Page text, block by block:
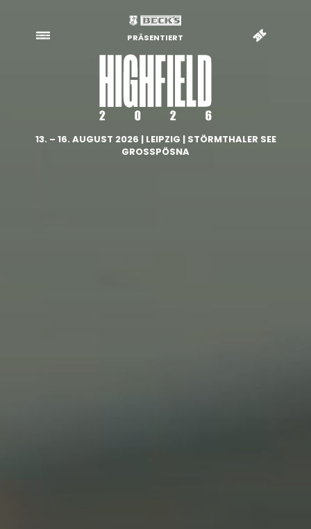
PRÄSENTIERT
13. – 16. AUGUST 2026 | LEIPZIG | STÖRMTHALER SEE
GROSSPÖSNA